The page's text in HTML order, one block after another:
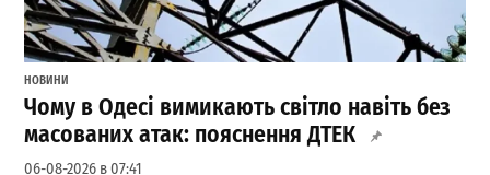
НОВИНИ
Чому в Одесі вимикають світло навіть без
масованих атак: пояснення ДТЕК
06-08-2026 в 07:41